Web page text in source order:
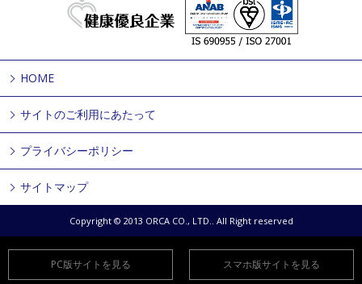
HOME
サイトのご利用にあたって
プライバシーポリシー
サイトマップ
Copyright © 2013 ORCA CO., LTD.. All Right reserved
PC版サイトを見る スマホ版サイトを見る